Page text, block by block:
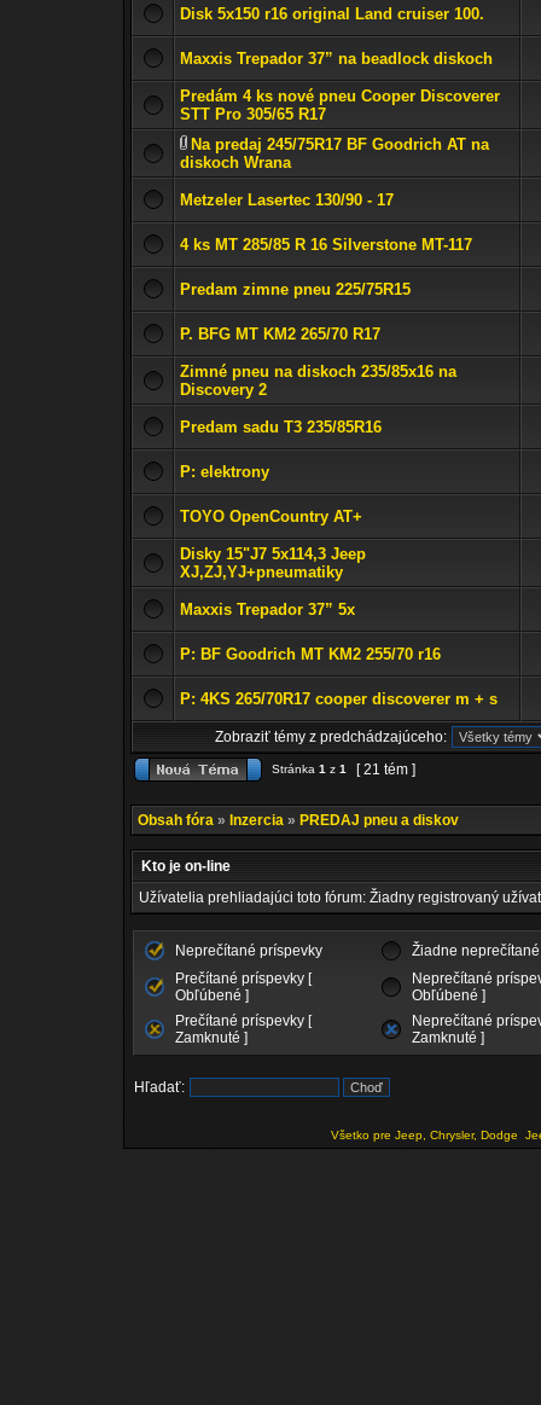
Disk 5x150 r16 original Land cruiser 100.
Maxxis Trepador 37” na beadlock diskoch
Predám 4 ks nové pneu Cooper Discoverer
STT Pro 305/65 R17
Na predaj 245/75R17 BF Goodrich AT na
diskoch Wrana
Metzeler Lasertec 130/90 - 17
4 ks MT 285/85 R 16 Silverstone MT-117
Predam zimne pneu 225/75R15
P. BFG MT KM2 265/70 R17
Zimné pneu na diskoch 235/85x16 na
Discovery 2
Predam sadu T3 235/85R16
P: elektrony
TOYO OpenCountry AT+
Disky 15"J7 5x114,3 Jeep
XJ,ZJ,YJ+pneumatiky
Maxxis Trepador 37” 5x
P: BF Goodrich MT KM2 255/70 r16
P: 4KS 265/70R17 cooper discoverer m + s
Zobraziť témy z predchádzajúceho:
Stránka 1 z 1 [ 21 tém ]
Obsah fóra » Inzercia » PREDAJ pneu a diskov
Kto je on-line
Užívatelia prehliadajúci toto fórum: Žiadny registrovaný
Neprečítané príspevky
Žiadne
Prečítané príspevky [
Obľúbené ]
Neprečítané
Obľúbené ]
Prečítané príspevky [
Zamknuté ]
Neprečítané
Zamknuté ]
Hľadať:
Všetko pre Jeep, Chrysler, Dodge